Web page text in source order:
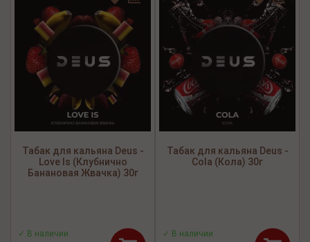
Табак для кальяна Deus -
Love Is (Клубнично
Банановая Жвачка) 30г
✓ В наличии
Табак для кальяна Deus -
Cola (Кола) 30г
✓ В наличии